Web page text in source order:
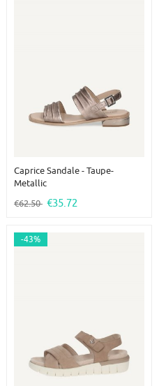
Caprice Sandale - Taupe-
Metallic
€62.50 €35.72
-43%